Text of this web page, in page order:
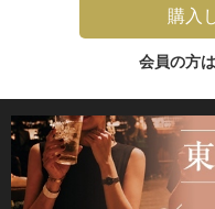
購入
会員の方は